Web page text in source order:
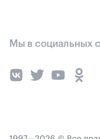
Мы в социальных